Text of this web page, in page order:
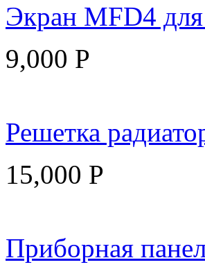
Экран MFD4
9,000 Р
Решетка
15,000 Р
Приборная